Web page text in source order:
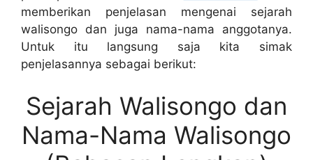
memberikan penjelasan mengenai sejarah
walisongo dan juga nama-nama anggotanya.
Untuk itu langsung saja kita simak
penjelasannya sebagai berikut:
Sejarah Walisongo dan
Nama-Nama Walisongo